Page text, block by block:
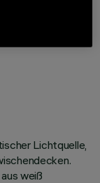
Lichtquelle,
weiß